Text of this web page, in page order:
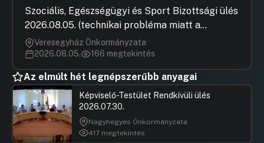
Szociális, Egészségügyi és Sport Bizottsági ülés
2026.08.05. (technikai probléma miatt a
jegyzőkönyv elfogadása nem rögzült)
Veresegyház Önkormányzata
2026.08.05.
166 megtekintés
Az elmúlt hét legnépszerűbb anyagai
Képviselő-Testület Rendkívüli ülés
2026.07.30.
Nagyhegyes Önkormányzata
417 megtekintés